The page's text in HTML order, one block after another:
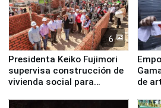
6
Presidenta Keiko Fujimori
supervisa construcción de
vivienda social para
de